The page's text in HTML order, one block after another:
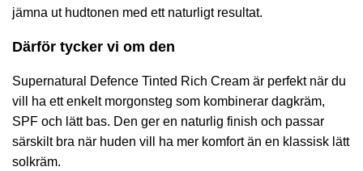
jämna ut hudtonen med ett naturligt resultat.
Därför tycker vi om den
Supernatural Defence Tinted Rich Cream är perfekt när du
vill ha ett enkelt morgonsteg som kombinerar dagkräm,
SPF och lätt bas. Den ger en naturlig finish och passar
särskilt bra när huden vill ha mer komfort än en klassisk lätt
solkräm.